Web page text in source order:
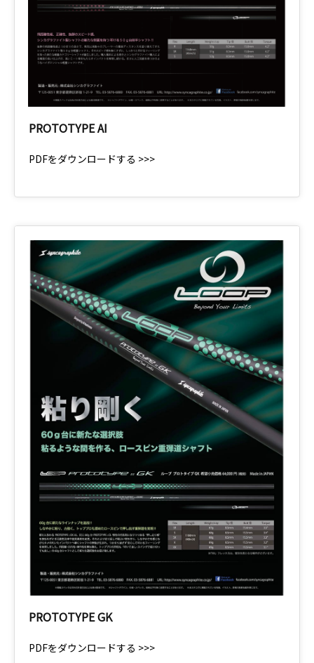
PROTOTYPE AI
PDFをダウンロードする >>>
PROTOTYPE GK
PDFをダウンロードする >>>